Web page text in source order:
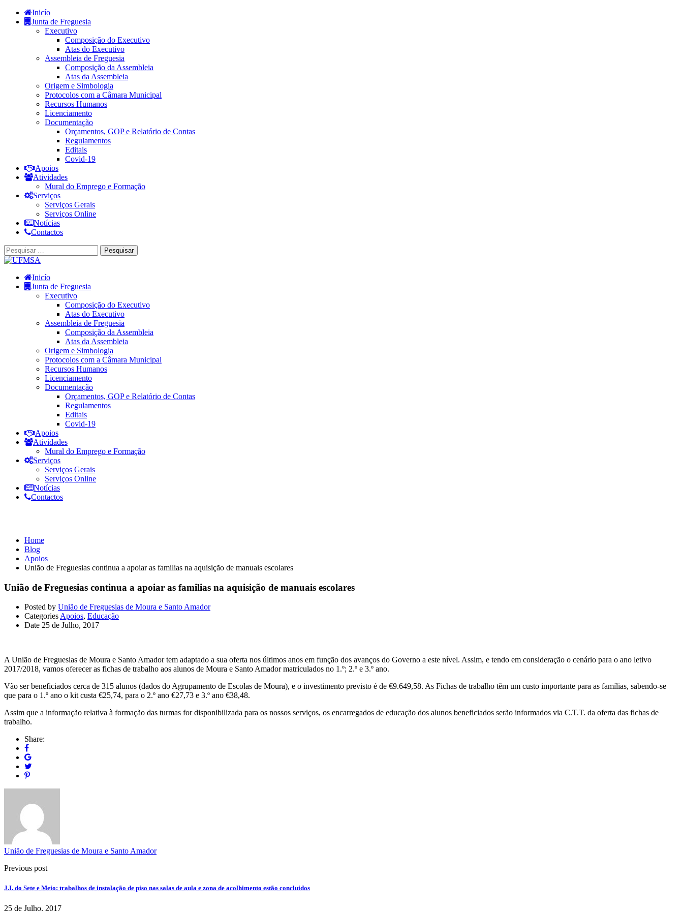
Inicío
Junta de Freguesia
Executivo
Composição do Executivo
Atas do Executivo
Assembleia de Freguesia
Composição da Assembleia
Atas da Assembleia
Origem e Simbologia
Protocolos com a Câmara Municipal
Recursos Humanos
Licenciamento
Documentação
Orçamentos, GOP e Relatório de Contas
Regulamentos
Editais
Covid-19
Apoios
Atividades
Mural do Emprego e Formação
Serviços
Serviços Gerais
Serviços Online
Notícias
Contactos
Inicío
Junta de Freguesia
Executivo
Composição do Executivo
Atas do Executivo
Assembleia de Freguesia
Composição da Assembleia
Atas da Assembleia
Origem e Simbologia
Protocolos com a Câmara Municipal
Recursos Humanos
Licenciamento
Documentação
Orçamentos, GOP e Relatório de Contas
Regulamentos
Editais
Covid-19
Apoios
Atividades
Mural do Emprego e Formação
Serviços
Serviços Gerais
Serviços Online
Notícias
Contactos
Home
Blog
Apoios
União de Freguesias continua a apoiar as familias na aquisição de manuais escolares
União de Freguesias continua a apoiar as familias na aquisição de manuais escolares
Posted by União de Freguesias de Moura e Santo Amador
Categories Apoios, Educação
Date 25 de Julho, 2017
A União de Freguesias de Moura e Santo Amador tem adaptado a sua oferta nos últimos anos em função dos avanços do Governo a este nível. Assim, e tendo em consideração o cenário para o ano letivo
2017/2018, vamos oferecer as fichas de trabalho aos alunos de Moura e Santo Amador matriculados no 1.º; 2.º e 3.º ano.
Vão ser beneficiados cerca de 315 alunos (dados do Agrupamento de Escolas de Moura), e o investimento previsto é de €9.649,58. As Fichas de trabalho têm um custo importante para as famílias, sabendo-se
que para o 1.º ano o kit custa €25,74, para o 2.º ano €27,73 e 3.º ano €38,48.
Assim que a informação relativa à formação das turmas for disponibilizada para os nossos serviços, os encarregados de educação dos alunos beneficiados serão informados via C.T.T. da oferta das fichas de
trabalho.
Share:
União de Freguesias de Moura e Santo Amador
Previous post
J.I. do Sete e Meio: trabalhos de instalação de piso nas salas de aula e zona de acolhimento estão concluidos
25 de Julho, 2017